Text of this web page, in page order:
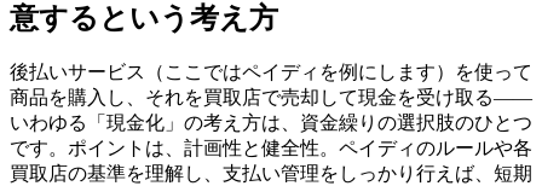
意するという考え方
後払いサービス（ここではペイディを例にします）を使って
商品を購入し、それを買取店で売却して現金を受け取る——
いわゆる「現金化」の考え方は、資金繰りの選択肢のひとつ
です。ポイントは、計画性と健全性。ペイディのルールや各
買取店の基準を理解し、支払い管理をしっかり行えば、短期